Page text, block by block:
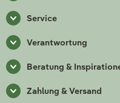
Service
Verantwortung
Beratung &
Zahlung & Versand